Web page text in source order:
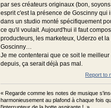
par ses créateurs originaux (bon,
esprit c'est la présence de Goscinny qui
dans un studio monté spécifiquement
ce qu'il voulait. Aujourd'hui il faut
producteurs, les marketeux, Uderzo et la
Goscinny…
Je me contenterai que ce soit le meilleur
depuis, ça serait déjà pas mal.
Report to
« Regarde comme les notes de musique
harmonieusement au plafond à chaque fois